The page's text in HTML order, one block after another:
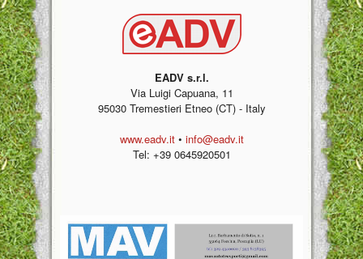
EADV s.r.l.
Via Luigi Capuana, 11
95030 Tremestieri Etneo (CT) - Italy
www.eadv.it• info@eadv.it
Tel: +39 0645920501